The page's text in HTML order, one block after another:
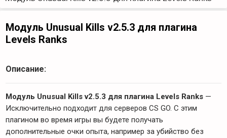
Модуль Unusual Kills v2.5.3 для плагина
Levels Ranks
Описание:
Модуль Unusual Kills v2.5.3 для плагина Levels Ranks —
Исключительно подходит для серверов CS GO. С этим
плагином во время игры вы будете получать
дополнительные очки опыта, например за убийство без